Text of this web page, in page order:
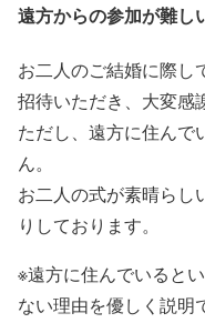
遠方からの参加が難し
お二人のご結婚に際し
招待いただき、大変感
ただし、遠方に住んで
ん。
お二人の式が素晴らし
りしております。
※遠方に住んでいると
ない理由を優しく説明